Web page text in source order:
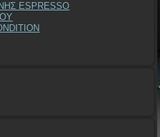
ESPRESSO